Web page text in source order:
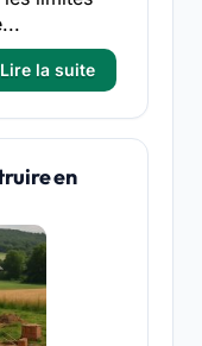
Lire la suite
en